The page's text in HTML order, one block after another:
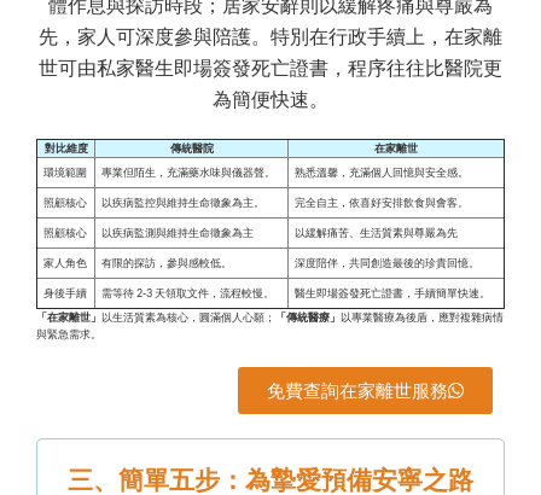
先，家人可深度參與陪護。特別在行政手續上，在家離
世可由私家醫生即場簽發死亡證書，程序往往比醫院更
為簡便快速。
對比維度 傳統醫院
在家離世
環境範圍
專業但陌生，充滿藥水味與儀器聲。 熟悉溫馨，充滿個人回憶與安全感。
照顧核心 以疾病監控與維持生命徵象為主。 完全自主，依喜好安排飲食與會客。
照顧核心 以疾病監測與維持生命徵象為主 以緩解痛苦、生活質素與尊嚴為先
家人角色 有限的探訪，參與感較低。 深度陪伴，共同創造最後的珍貴回憶。
身後手續 需等待 2-3 天領取文件，流程較慢。
醫生即場簽發死亡證書，手續簡單快速。
「在家離世」 以生活質素為核心，圓滿個人心願； 「傳統醫療」 以專業醫療為後盾，應對複雜病情
與緊急需求。
免費查詢在家離世服務
三、簡單五步：為摯愛預備安寧之路